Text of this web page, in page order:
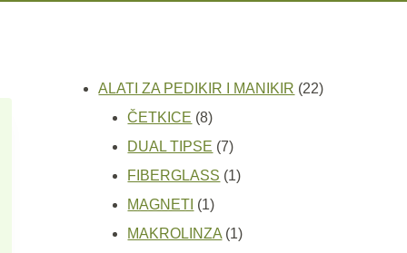
ALATI ZA PEDIKIR I MANIKIR 2222
ČETKICE 88
proizvoda
DUAL TIPSE 77
proizvoda
FIBERGLASS 11
MAGNETI 11
proizvod
MAKROLINZA 11